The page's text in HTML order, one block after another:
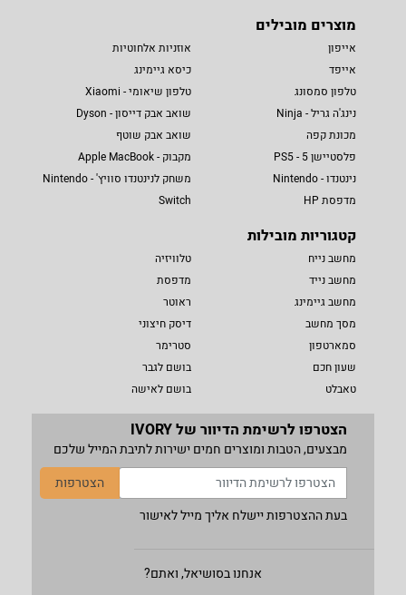
מוצרים מובילים
אייפון
אייפד
טלפון סמסונג
נינג'ה גריל - Ninja
מכונת קפה
פלסטיישן 5 - PS5
נינטנדו - Nintendo
מדפסת HP
אוזניות אלחוטיות
כיסא גיימינג
טלפון שיאומי - Xiaomi
שואב אבק דייסון - Dyson
שואב אבק שוטף
מקבוק - Apple MacBook
משחק לנינטנדו סוויץ' - Nintendo
Switch
קטגוריות מובילות
מחשב נייח
מחשב נייד
מחשב גיימינג
מסך מחשב
סמארטפון
שעון חכם
טאבלט
טלוויזיה
מדפסת
ראוטר
דיסק חיצוני
סטרימר
בושם לגבר
בושם לאישה
הצטרפו לרשימת הדיוור של IVORY
מבצעים, הטבות ומוצרים חמים ישירות לתיבת המייל שלכם
הצטרפות
בעת ההצטרפות יישלח אליך מייל לאישור
אנחנו בסושיאל, ואתם?